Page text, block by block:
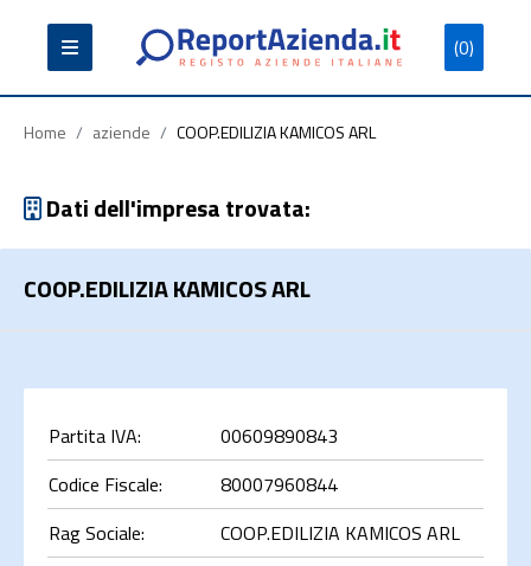
(0)
Partita
Iva
Codice
Fiscale
Ragione
Sociale
Cerca
Home / aziende / COOP.EDILIZIA KAMICOS ARL
Dati dell'impresa trovata:
COOP.EDILIZIA KAMICOS ARL
Partita IVA:
00609890843
Codice Fiscale:
80007960844
Rag Sociale:
COOP.EDILIZIA KAMICOS ARL